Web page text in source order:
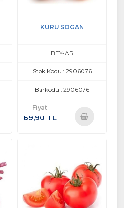
KURU SOGAN
BEY-AR
Stok Kodu : 2906076
Barkodu : 2906076
Fiyat
69,90 TL